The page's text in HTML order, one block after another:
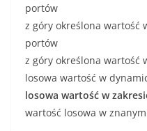
portów
z góry określona wartość
portów
z góry określona wartość
losowa wartość w
losowa wartość w
wartość losowa w